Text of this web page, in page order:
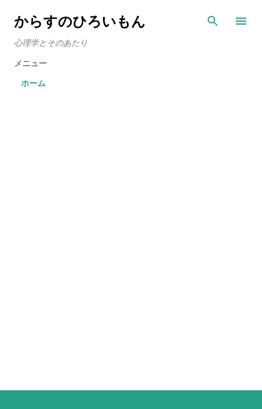
スキップしてメイン コンテンツに移動
からすのひろいもん
心理学とそのあたり
メニュー
ホーム